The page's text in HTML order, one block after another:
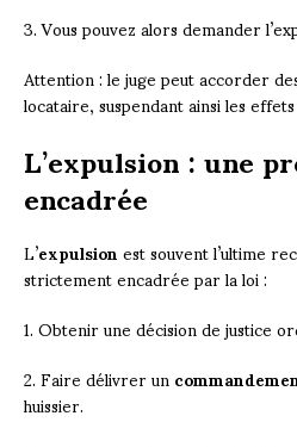
3. Vous pouvez alors demander
Attention : le juge peut accorder
locataire, suspendant ainsi les
L’expulsion : une
encadrée
L’expulsionest souvent l’ultime
strictement encadrée par la loi :
1. Obtenir une décision de justice
2. Faire délivrer un
huissier.